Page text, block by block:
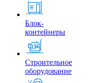
Блок-
контейнеры
Строительное
оборудование